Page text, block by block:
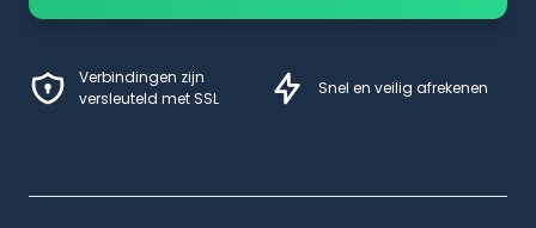
Verbindingen zijn
versleuteld met SSL
Snel en veilig afrekenen